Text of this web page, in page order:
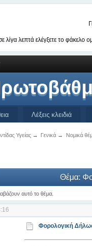
λίγα λεπτά ελέγξετε το
Λέξεις κλειδιά
Υγείας→ Γενικά → Νομικά
Θέμα:
αυτό το θέμα.
Φορολογική